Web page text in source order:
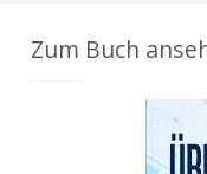
Zum Buch